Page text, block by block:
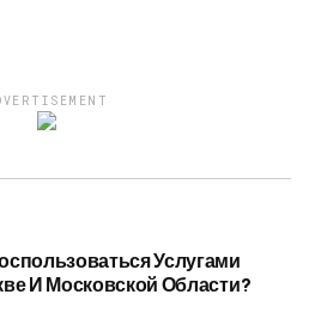
Услугами
И Московской Области?